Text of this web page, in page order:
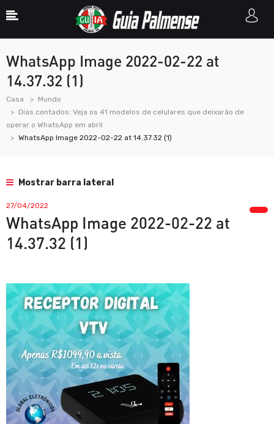
WhatsApp Image 2022-02-22 at
14.37.32 (1)
Casa
Mundo
Dias contados: Veja os 41 modelos de celulares que deixarão de
operar o WhatsApp em abril
WhatsApp Image 2022-02-22 at 14.37.32 (1)
Mostrar barra lateral
27/04/2022
WhatsApp Image 2022-02-22 at
14.37.32 (1)